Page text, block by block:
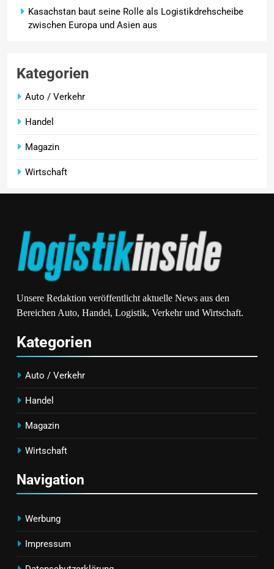
Kasachstan baut seine Rolle als Logistikdrehscheibe
zwischen Europa und Asien aus
Kategorien
Auto / Verkehr
Handel
Magazin
Wirtschaft
Unsere Redaktion veröffentlicht aktuelle News aus den
Bereichen Auto, Handel, Logistik, Verkehr und Wirtschaft.
Kategorien
Auto / Verkehr
Handel
Magazin
Wirtschaft
Navigation
Werbung
Impressum